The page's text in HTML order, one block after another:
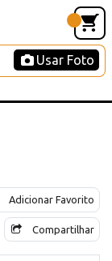
Usar Foto
Adicionar Favorito
Compartilhar